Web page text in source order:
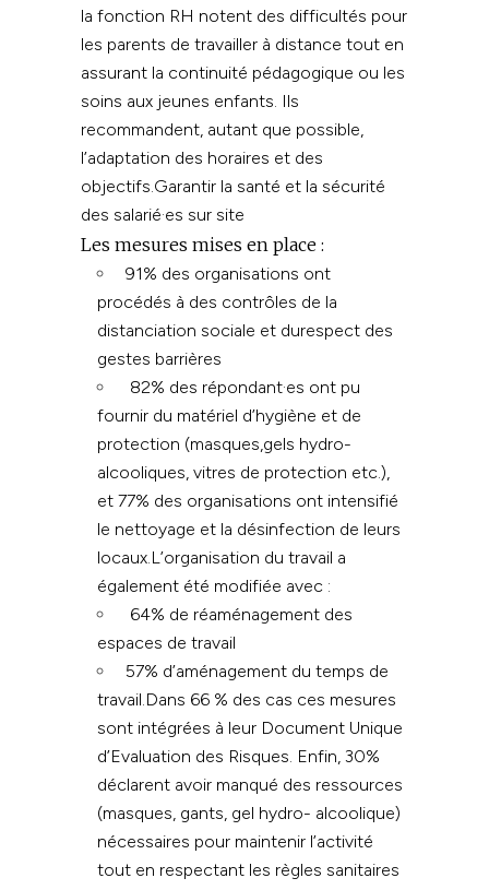
la fonction RH notent des difficultés pour
les parents de travailler à distance tout en
assurant la continuité pédagogique ou les
soins aux jeunes enfants. Ils
recommandent, autant que possible,
l’adaptation des horaires et des
objectifs.Garantir la santé et la sécurité
des salarié·es sur site
Les mesures mises en place :
91% des organisations ont
procédés à des contrôles de la
distanciation sociale et durespect des
gestes barrières
82% des répondant·es ont pu
fournir du matériel d’hygiène et de
protection (masques,gels hydro-
alcooliques, vitres de protection etc.),
et 77% des organisations ont intensifié
le nettoyage et la désinfection de leurs
locaux.L’organisation du travail a
également été modifiée avec :
64% de réaménagement des
espaces de travail
57% d’aménagement du temps de
travail.Dans 66 % des cas ces mesures
sont intégrées à leur Document Unique
d’Evaluation des Risques. Enfin, 30%
déclarent avoir manqué des ressources
(masques, gants, gel hydro- alcoolique)
nécessaires pour maintenir l’activité
tout en respectant les règles sanitaires